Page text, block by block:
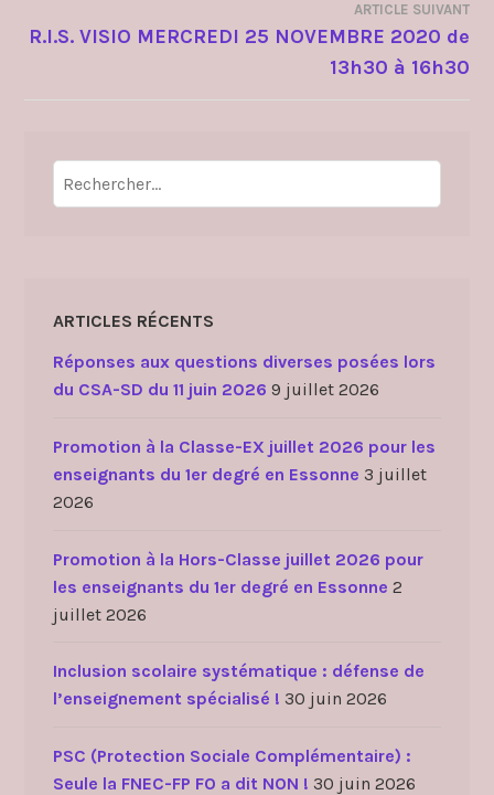
L’ARTICLE
ARTICLE SUIVANT
R.I.S. VISIO MERCREDI 25 NOVEMBRE 2020 de
13h30 à 16h30
Rechercher :
ARTICLES RÉCENTS
Réponses aux questions diverses posées lors
du CSA-SD du 11 juin 2026 9 juillet 2026
Promotion à la Classe-EX juillet 2026 pour les
enseignants du 1er degré en Essonne 3 juillet
2026
Promotion à la Hors-Classe juillet 2026 pour
les enseignants du 1er degré en Essonne 2
juillet 2026
Inclusion scolaire systématique : défense de
l’enseignement spécialisé ! 30 juin 2026
PSC (Protection Sociale Complémentaire) :
Seule la FNEC-FP FO a dit NON ! 30 juin 2026